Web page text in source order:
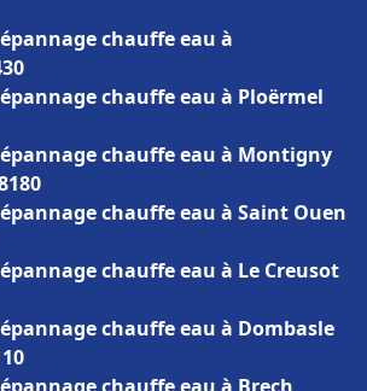
chauffe eau à
chauffe eau à Ploërmel
chauffe eau à Montigny
chauffe eau à Saint Ouen
chauffe eau à Le Creusot
chauffe eau à Dombasle